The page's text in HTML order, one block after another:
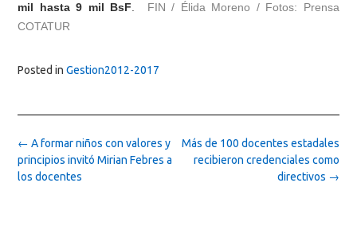
mil hasta 9 mil BsF. FIN / Élida Moreno / Fotos: Prensa
COTATUR
Posted in Gestion2012-2017
Post
navigation
Más de 100 docentes estadales
recibieron credenciales como
directivos →
← A formar niños con valores y
principios invitó Mirian Febres a
los docentes